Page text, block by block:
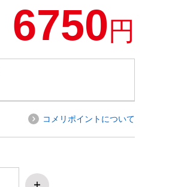
6750円
コメリポイントについて